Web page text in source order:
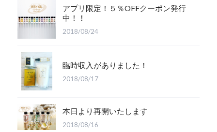
アプリ限定！５％OFFクーポン発行
中！！
2018/08/24
臨時収入がありました！
2018/08/17
本日より再開いたします
2018/08/16